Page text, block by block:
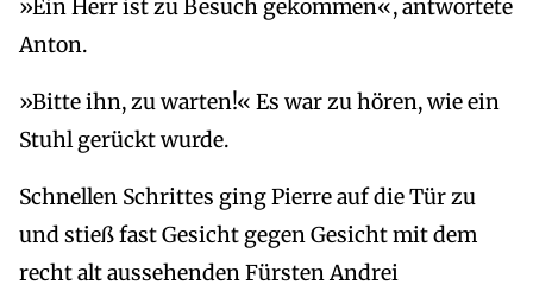
»Ein Herr ist zu Besuch gekommen«, antwortete
Anton.
»Bitte ihn, zu warten!« Es war zu hören, wie ein
Stuhl gerückt wurde.
Schnellen Schrittes ging Pierre auf die Tür zu
und stieß fast Gesicht gegen Gesicht mit dem
recht alt aussehenden Fürsten Andrei